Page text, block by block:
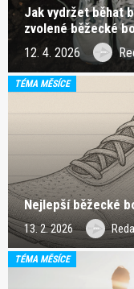
Jak vydržet běhat
zvolené běžecké
12. 4. 2026
TÉMA MĚSÍCE
Nejlepší běžecké
13. 2. 2026
TÉMA MĚSÍCE